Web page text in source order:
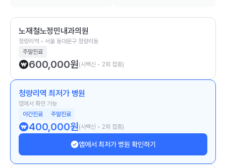
노재철노정민내과의원
청량리역 • 서울 동대문구 청량리동
주말진료
600,000원(사백신 • 2회 접종)
청량리역 최저가 병원
앱에서 확인 가능
야간진료
주말진료
400,000원(사백신 • 2회 접종)
앱에서 최저가 병원 확인하기